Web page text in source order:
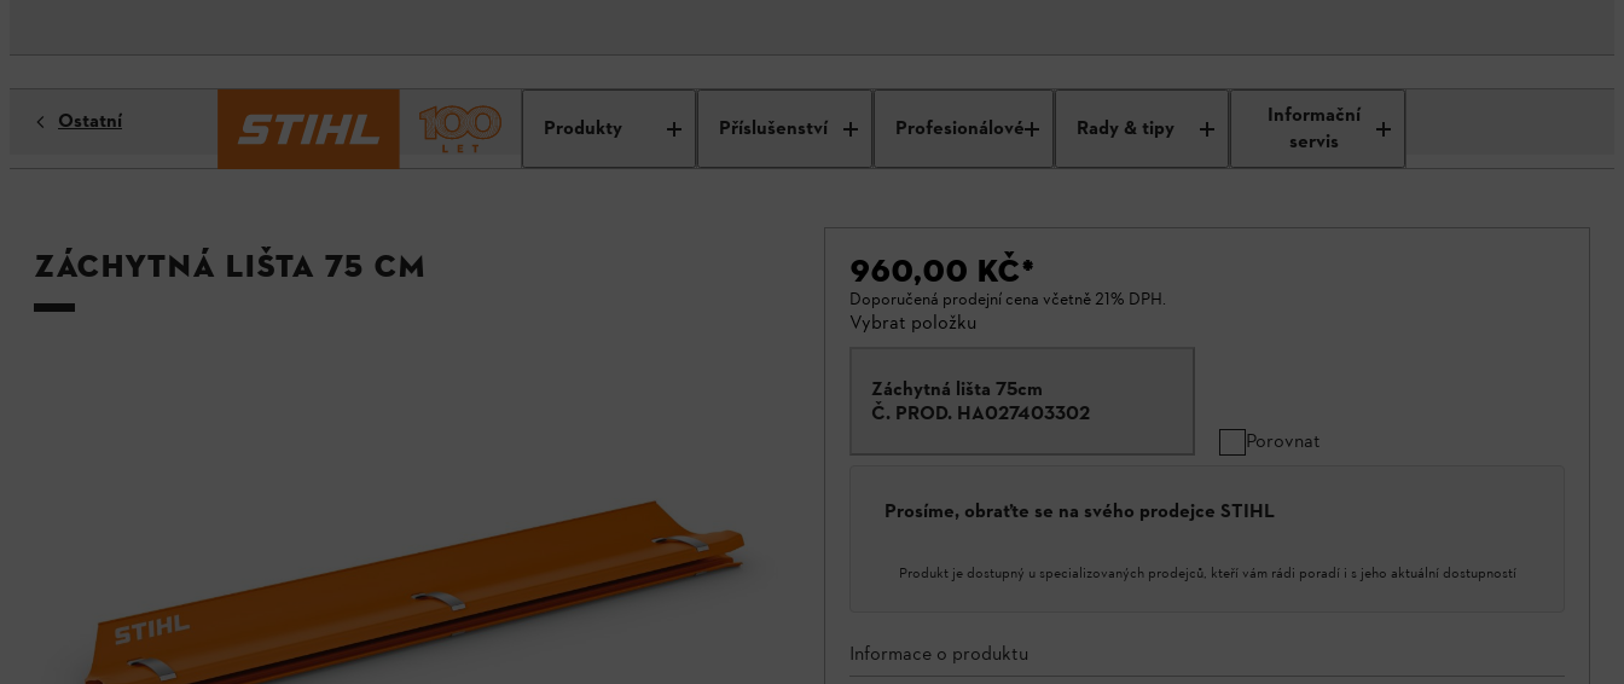
Produkty Příslušenství Profesionálové Rady & tipy
Informační
servis
Ostatní
Záchytná lišta 75 cm 960,00 KČ*
Doporučená prodejní cena včetně 21% DPH.
Vybrat položku
Záchytná lišta 75cm
Č. PROD. HA027403302
Porovnat
Prosíme, obraťte se na svého prodejce STIHL
Produkt je dostupný u specializovaných prodejců, kteří vám rádi poradí i s jeho aktuální dostupností
Informace o produktu